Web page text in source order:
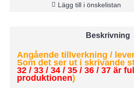
Lägg till i önskelistan
Beskrivning
Angående tillverkning /
Som det ser ut i skrivande
32 / 33 / 34 / 35 / 36 / 37 är
produktionen)